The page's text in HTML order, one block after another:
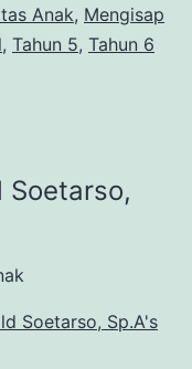
Anak, Mengisap
, Tahun 5, Tahun 6
Soetarso,
Soetarso, Sp.A's